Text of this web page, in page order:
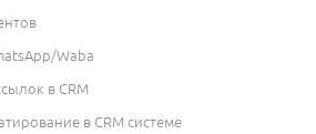
Waba
в CRM
в CRM системе